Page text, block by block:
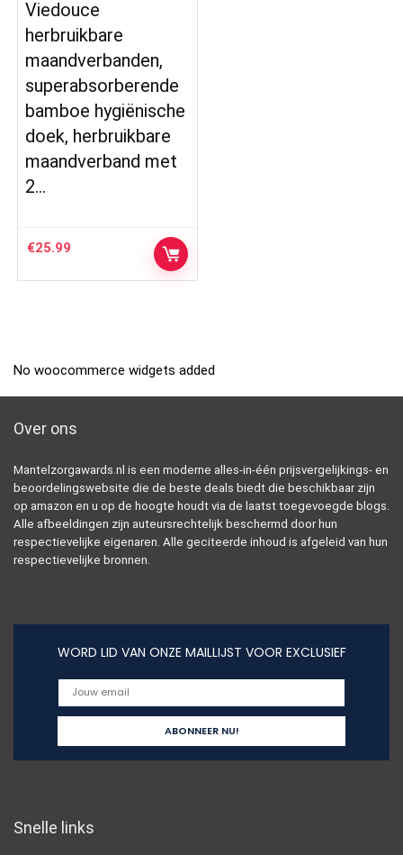
Viedouce
herbruikbare
maandverbanden,
superabsorberende
bamboe hygiënische
doek, herbruikbare
maandverband met
2…
€25.99
No woocommerce widgets added
Over ons
Mantelzorgawards.nl is een moderne alles-in-één prijsvergelijkings- en
beoordelingswebsite die de beste deals biedt die beschikbaar zijn
op amazon en u op de hoogte houdt via de laatst toegevoegde blogs.
Alle afbeeldingen zijn auteursrechtelijk beschermd door hun
respectievelijke eigenaren. Alle geciteerde inhoud is afgeleid van hun
respectievelijke bronnen.
WORD LID VAN ONZE MAILLIJST VOOR EXCLUSIEF
Snelle links